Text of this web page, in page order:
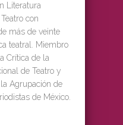
Literatura
con
más de veinte
teatral. Miembro
Crítica de la
de Teatro y
Agrupación de
de México.